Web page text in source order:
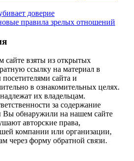
доверие
правила зрелых отношений
сайте взяты из открытых
ссылку на материал в
сайта и
в ознакомительных целях.
их владельцам.
за содержание
Вы обнаружили на нашем сайте
авторские права,
компании или организации,
через форму обратной связи.